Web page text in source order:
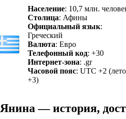
Население: 10,7 млн.
Столица: Афины
Официальный язык:
Греческий
Валюта: Евро
Телефонный код: +30
Интернет-зона: .gr
Часовой пояс: UTC +2
+3)
Янина — история,